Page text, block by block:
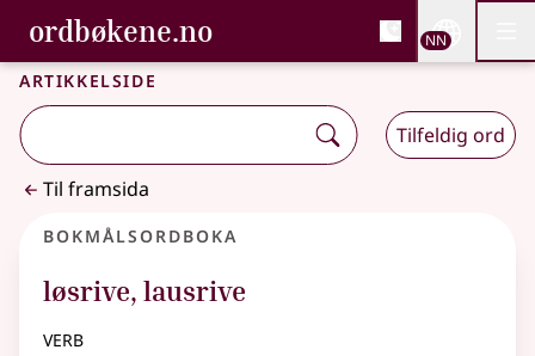
Gå til hovudinnhald
Tilgjenge
ordbøkene.no, Bokmålsordboka og
Bokmålsordboka og Nynorskordboka
NN
Artikkelside
Tilfeldig ord
Til framsida
Bokmålsordboka
løsrive, lausrive
verb